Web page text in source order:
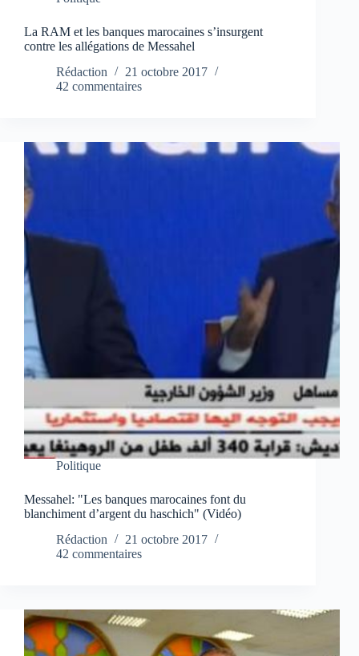
La RAM et les banques marocaines s’insurgent
contre les allégations de Messahel
Rédaction
21 octobre 2017
42 commentaires
Politique
Messahel: "Les banques marocaines font du
blanchiment d’argent du haschich" (Vidéo)
Rédaction
21 octobre 2017
42 commentaires